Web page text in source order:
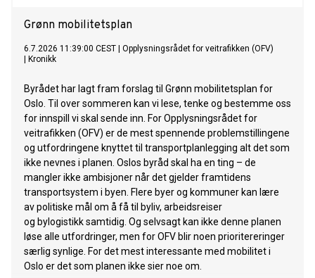
Grønn mobilitetsplan
6.7.2026 11:39:00 CEST
Opplysningsrådet for veitrafikken (OFV)
Kronikk
Byrådet har lagt fram forslag til Grønn mobilitetsplan for
Oslo. Til over sommeren kan vi lese, tenke og bestemme oss
for innspill vi skal sende inn. For Opplysningsrådet for
veitrafikken (OFV) er de mest spennende problemstillingene
og utfordringene knyttet til transportplanlegging alt det som
ikke nevnes i planen. Oslos byråd skal ha en ting – de
mangler ikke ambisjoner når det gjelder framtidens
transportsystem i byen. Flere byer og kommuner kan lære
av politiske mål om å få til byliv, arbeidsreiser
og bylogistikk samtidig. Og selvsagt kan ikke denne planen
løse alle utfordringer, men for OFV blir noen prioritereringer
særlig synlige. For det mest interessante med mobilitet i
Oslo er det som planen ikke sier noe om.